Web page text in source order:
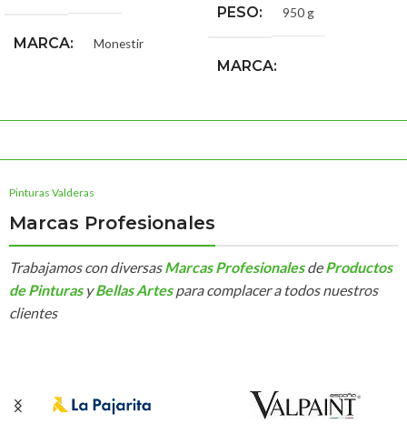
MARCA Monestir
PESO 950 g
MARCA
Pinturas Valderas
Marcas Profesionales
Trabajamos con diversasMarcas Profesionales deProductos
de Pinturas yBellas Artespara complacer a todos nuestros
clientes